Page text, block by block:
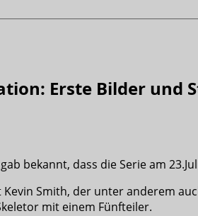
Erste Bilder und
bekannt, dass die Serie am
Smith, der unter anderem
mit einem Fünfteiler.